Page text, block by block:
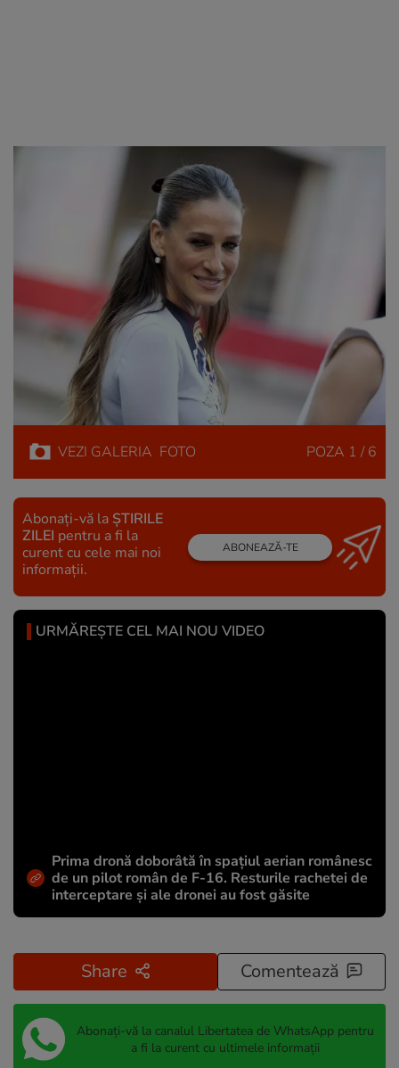
VEZI GALERIA FOTO POZA 1 / 6
Abonați-vă la ȘTIRILE
ZILEI pentru a fi la
curent cu cele mai noi
informații.
ABONEAZĂ-TE
URMĂREȘTE CEL MAI NOU VIDEO
Prima dronă doborâtă în spațiul aerian românesc
de un pilot român de F-16. Resturile rachetei de
interceptare și ale dronei au fost găsite
Share Comentează
Abonați-vă la canalul Libertatea de WhatsApp pentru
a fi la curent cu ultimele informații